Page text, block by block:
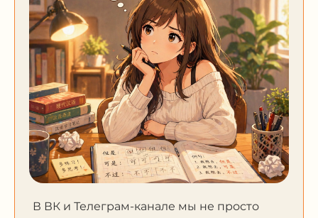
В ВК и Телеграм-канале мы не просто